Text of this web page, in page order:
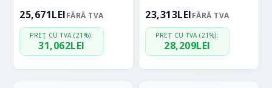
25,671LEIFĂRĂ TVA
PREȚ CU TVA (21%):
31,062LEI
23,313LEIFĂRĂ TVA
PREȚ CU TVA (21%):
28,209LEI